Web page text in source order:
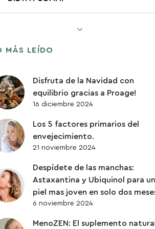
ENVEJECIMIENTO SALUDABLE
PROTEINAS
SENESCENCIA
SISTEMA DIGESTIVO
SUPLEMENTACIÓN
MÁS LEÍDO
Disfruta de la Navidad con
equilibrio gracias a Proage!
16 diciembre 2024
Los 5 factores primarios del
envejecimiento.
21 noviembre 2024
Despídete de las manchas:
Astaxantina y Ubiquinol para
piel mas joven en solo dos
6 noviembre 2024
MenoZEN: El suplemento